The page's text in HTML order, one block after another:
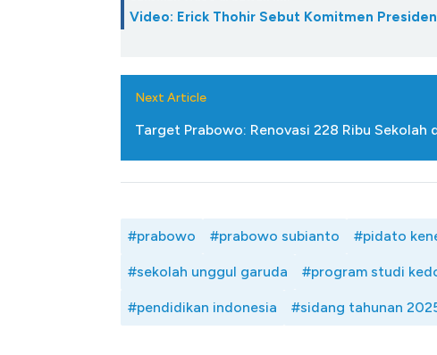
Video: Erick Thohir Sebut Komitmen
Next Article
Target Prabowo: Renovasi 228 Ribu Sekolah
#prabowo #prabowo subianto #pidato
#sekolah unggul garuda #program studi
#pendidikan indonesia #sidang tahunan